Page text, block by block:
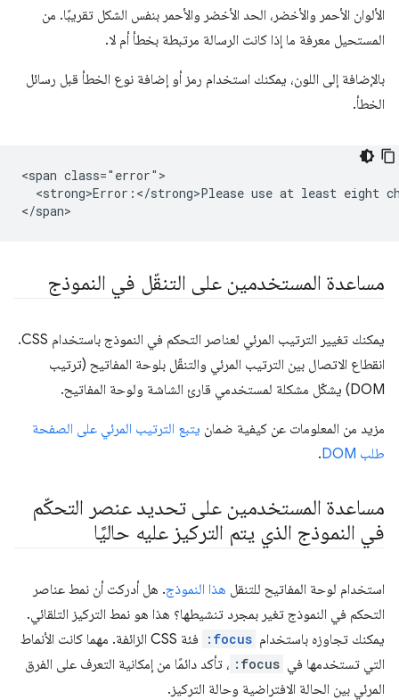
الألوان الأحمر والأخضر، الحد الأخضر والأحمر بنفس الشكل تقريبًا. من
المستحيل معرفة ما إذا كانت الرسالة مرتبطة بخطأ أم لا.
بالإضافة إلى اللون، يمكنك استخدام رمز أو إضافة نوع الخطأ قبل رسائل
الخطأ.
<span class="error">
<strong>Error:</strong>Please use at least eight
مساعدة المستخدمين على التنقّل في النموذج
يمكنك تغيير الترتيب المرئي لعناصر التحكم في النموذج باستخدام CSS.
انقطاع الاتصال بين الترتيب المرئي والتنقّل بلوحة المفاتيح (ترتيب
DOM) يشكّل مشكلة لمستخدمي قارئ الشاشة ولوحة المفاتيح.
مزيد من المعلومات عن كيفية ضمان يتبع الترتيب المرئي على الصفحة
طلب DOM
.
مساعدة المستخدمين على تحديد عنصر التحكّم
في النموذج الذي يتم التركيز عليه حاليًا
استخدام لوحة المفاتيح للتنقل هذا النموذج. هل أدركت أن نمط عناصر
التحكم في النموذج تغير بمجرد تنشيطها؟ هذا هو نمط التركيز التلقائي.
يمكنك تجاوزه باستخدام :focus
فئة CSS الزائفة. مهما كانت الأنماط
التي تستخدمها في :focus ، تأكد دائمًا من إمكانية التعرف على الفرق
المرئي بين الحالة الافتراضية وحالة التركيز.